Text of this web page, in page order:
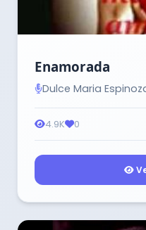
Enamorada
Dulce Maria
4.9K 0